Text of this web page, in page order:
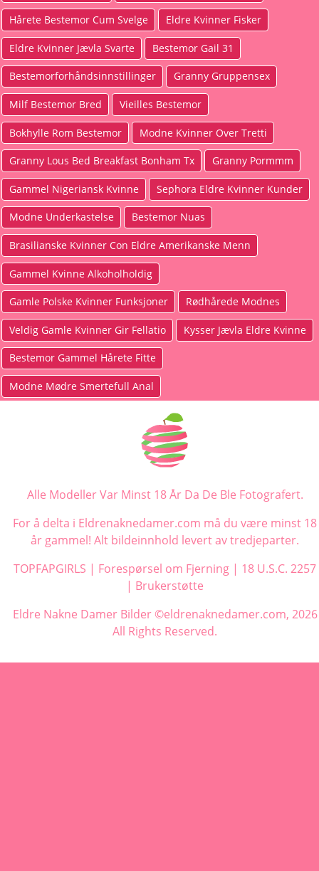
Hårete Bestemor Cum Svelge Eldre Kvinner Fisker
Eldre Kvinner Jævla Svarte Bestemor Gail 31
Bestemorforhåndsinnstillinger Granny Gruppensex
Milf Bestemor Bred Vieilles Bestemor
Bokhylle Rom Bestemor Modne Kvinner Over Tretti
Granny Lous Bed Breakfast Bonham Tx Granny Pormmm
Gammel Nigeriansk Kvinne Sephora Eldre Kvinner Kunder
Modne Underkastelse Bestemor Nuas
Brasilianske Kvinner Con Eldre Amerikanske Menn
Gammel Kvinne Alkoholholdig
Gamle Polske Kvinner Funksjoner Rødhårede Modnes
Veldig Gamle Kvinner Gir Fellatio Kysser Jævla Eldre Kvinne
Bestemor Gammel Hårete Fitte
Modne Mødre Smertefull Anal
Alle Modeller Var Minst 18 År Da De Ble Fotografert.
For å delta i Eldrenaknedamer.com må du være minst 18
år gammel! Alt bildeinnhold levert av tredjeparter.
TOPFAPGIRLS | Forespørsel om Fjerning | 18 U.S.C. 2257
| Brukerstøtte
Eldre Nakne Damer Bilder ©eldrenaknedamer.com, 2026
All Rights Reserved.